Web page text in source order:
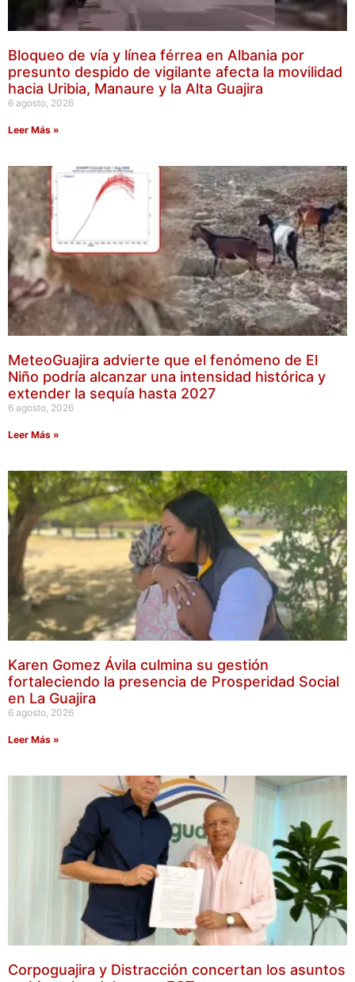
Bloqueo de vía y línea férrea en Albania por
presunto despido de vigilante afecta la movilidad
hacia Uribia, Manaure y la Alta Guajira
6 agosto, 2026
Leer Más »
MeteoGuajira advierte que el fenómeno de El
Niño podría alcanzar una intensidad histórica y
extender la sequía hasta 2027
6 agosto, 2026
Leer Más »
Karen Gomez Ávila culmina su gestión
fortaleciendo la presencia de Prosperidad Social
en La Guajira
6 agosto, 2026
Leer Más »
Corpoguajira y Distracción concertan los asuntos